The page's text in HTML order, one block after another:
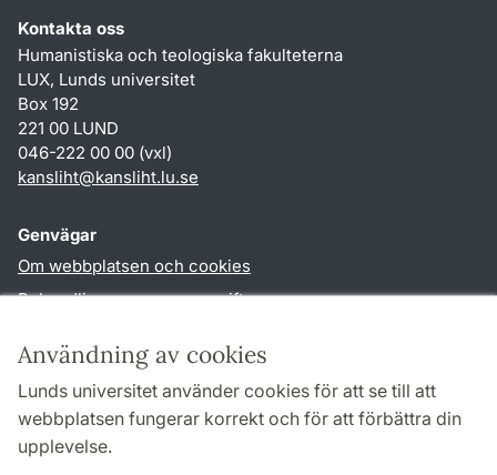
Användning av cookies
Lunds universitet använder cookies för att se till att
webbplatsen fungerar korrekt och för att förbättra din
upplevelse.
Kontakta oss
Humanistiska och teologiska fakulteterna
LUX, Lunds universitet
Box 192
221 00 LUND
046-222 00 00 (vxl)
kansliht@kansliht.lu.se
Genvägar
Om webbplatsen och cookies
Behandling av personuppgifter
TYPO3-login
Följ oss i sociala medier